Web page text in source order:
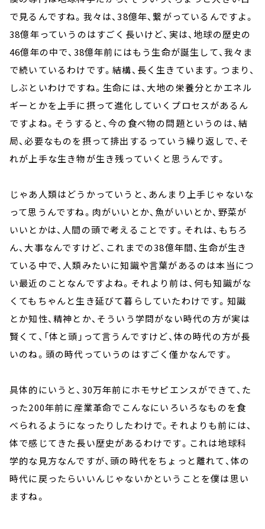
で見るんですね。我々は、38億年、繋がっているんですよ。
38億年っていうのはすごく長いけど、実は、地球の歴史の
46億年の中で、38億年前にはもう生命が誕生して、我々ま
で続いているわけです。結構、長く生きています。つまり、
しぶといわけですね。生命には、大地の栄養分とかエネル
ギーとかを上手に摂って進化していくプロセスがあるん
ですよね。そうすると、今の食べ物の問題というのは、結
局、必要なものを摂って排出するっていう繰り返しで、そ
れが上手な生き物が生き残っていくと思うんです。
じゃあ人類はどうかっていうと、あんまり上手じゃないな
って思うんですね。肉がいいとか、魚がいいとか、野菜が
いいとかは、人間の頭で考えることです。それは、もちろ
ん、大事なんですけど、これまでの38億年間、生命が生き
ている中で、人類みたいに知識や言葉があるのは本当につ
い最近のことなんですよね。それより前は、何も知識がな
くてもちゃんと生き延びて暮らしていたわけです。知識
とか知性、精神とか、そういう学問がない時代の方が実は
賢くて、「体と頭」って言うんですけど、体の時代の方が長
いのね。頭の時代っていうのはすごく僅かなんです。
具体的にいうと、30万年前にホモサピエンスができて、た
った200年前に産業革命でこんなにいろいろなものを食
べられるようになったりしたわけで。それよりも前には、
体で感じてきた長い歴史があるわけです。これは地球科
学的な見方なんですが、頭の時代をちょっと離れて、体の
時代に戻ったらいいんじゃないかということを僕は思い
ますね。